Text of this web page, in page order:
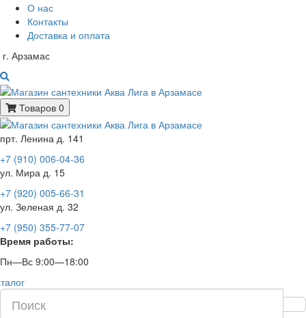
О нас
Контакты
Доставка и оплата
г. Арзамас
Товаров 0
прт. Ленина д. 141
+7 (910) 006-04-36
ул. Мира д. 15
+7 (920) 005-66-31
ул. Зеленая д. 32
+7 (950) 355-77-07
Время работы:
Пн—Вс 9:00—18:00